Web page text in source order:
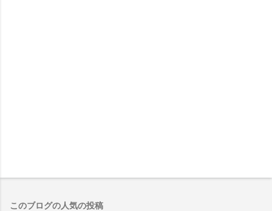
このブログの人気の投稿